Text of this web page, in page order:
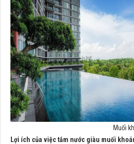
Muối
Lợi ích của việc tắm nước giàu muối